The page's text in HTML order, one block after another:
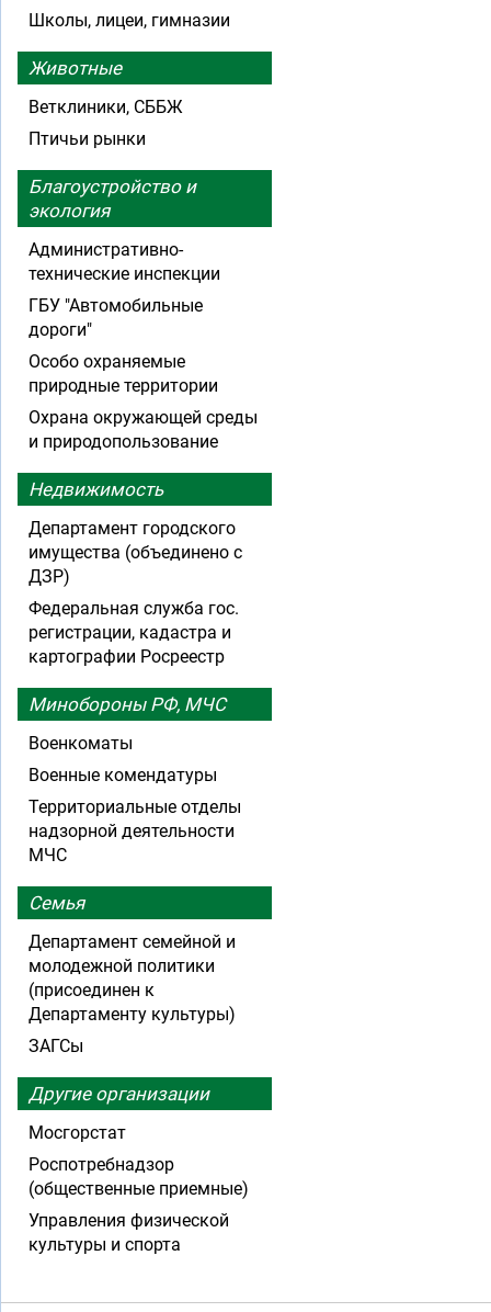
Школы, лицеи, гимназии
Животные
Ветклиники, СББЖ
Птичьи рынки
Благоустройство и
экология
Административно-
технические инспекции
ГБУ "Автомобильные
дороги"
Особо охраняемые
природные территории
Охрана окружающей среды
и природопользование
Недвижимость
Департамент городского
имущества (объединено с
ДЗР)
Федеральная служба гос.
регистрации, кадастра и
картографии Росреестр
Минобороны РФ, МЧС
Военкоматы
Военные комендатуры
Территориальные отделы
надзорной деятельности
МЧС
Семья
Департамент семейной и
молодежной политики
(присоединен к
Департаменту культуры)
ЗАГСы
Другие организации
Мосгорстат
Роспотребнадзор
(общественные приемные)
Управления физической
культуры и спорта